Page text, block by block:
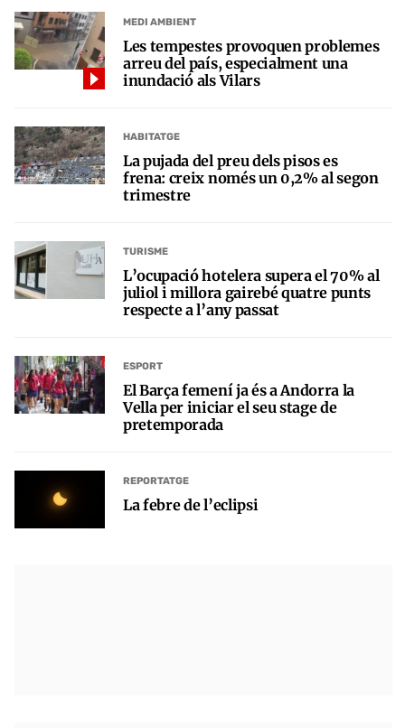
MEDI AMBIENT
Les tempestes provoquen problemes
arreu del país, especialment una
inundació als Vilars
HABITATGE
La pujada del preu dels pisos es
frena: creix només un 0,2% al segon
trimestre
TURISME
L’ocupació hotelera supera el 70% al
juliol i millora gairebé quatre punts
respecte a l’any passat
ESPORT
El Barça femení ja és a Andorra la
Vella per iniciar el seu stage de
pretemporada
REPORTATGE
La febre de l’eclipsi